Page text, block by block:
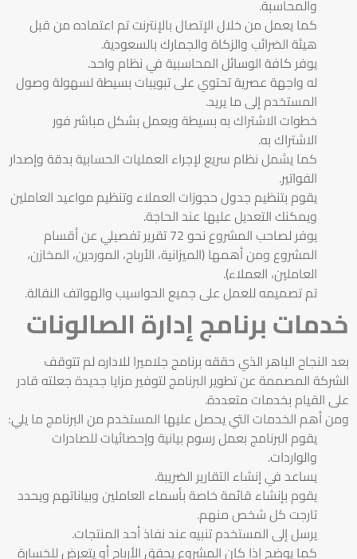
والمحاسبة.
كما يعمل من خلال الإتصال بالإنترنت تم اعتماده من قبل
هيئة الضرائب والزكاة والجمارك بالسعودية.
يوفر كافة الوسائل المحاسبية في نظام واحد.
له واجهة عصرية تحتوي على تبويبات بسيطة لسهولة وصول
المستخدم إلى ما يريد.
خطوات الاشتراك به بسيطة ويعمل بشكل مباشر فور
الاشتراك به.
كما يشمل نظام سريع لإجراء العمليات الحسابية بدقة وإصدار
الفواتير.
يقوم بتنظيم جدول حجوزات العملاء وتنظيم مواعيد العاملين
ويمكنك التعديل عليها عند الحاجة.
يوفر لصاحب المشروع نحو 72 تقرير تفصيلي عن أقسام
المشروع ومن أهمها (الميزانية، الأرباح، الموردين، المخازن،
العاملين، العملاء).
تم تصميمه للعمل على جميع الحواسيب والهواتف النقالة.
خدمات برنامج إدارة الصالونات
بعد النجاح الباهر الذي حققه برنامججلاميرا للادارهلم تتوقف
الشركة المصممة عن تطوير البرنامج لتوفير مزايا جديدة جعلته قادر
على القيام بخدمات متعددة.
ومن أهم الخدمات التي يحصل عليها المستخدم من البرنامج ما يلي:
يقوم البرنامج بعمل رسوم بيانية وإحصائيات للصادرات
والواردات.
يساعد في إنشاء التقارير الضريبة.
يقوم بإنشاء قائمة خاصة بأسماء العاملين وبياناتهم ويحدد
تارجت كل شخص منهم.
يرسل إلى المستخدم تنبيه عند نفاذ أحد المنتجات.
كما يوضح إذا كان المشروع يحقق الأرباح أو يتعرض للخسارة